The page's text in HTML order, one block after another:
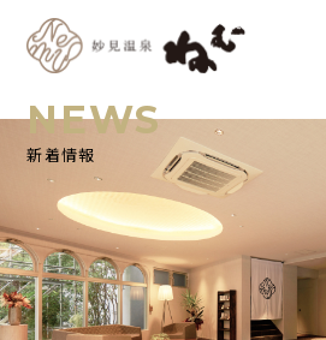
温泉
ネムノキ茶屋
NEWS
新着情報